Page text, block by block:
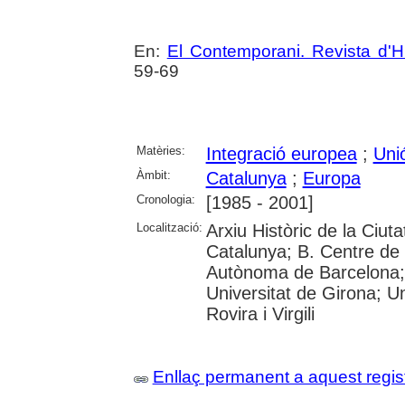
En: El Contemporani. Revista
59-69
Matèries: Integració europea;
Àmbit: Catalunya; Europa
Cronologia: [1985 - 2001]
Localització: Arxiu Històric de la
Catalunya; B. Centre
Autònoma de
Universitat de Girona;
Rovira i Virgili
Enllaç permanent a aquest